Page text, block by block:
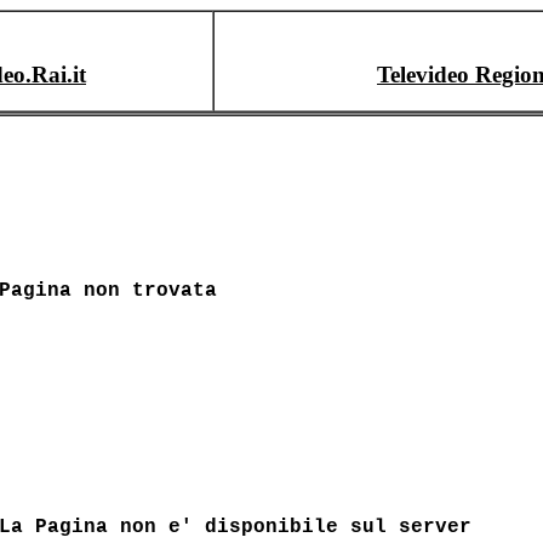
Televideo
Pagina non trovata
La Pagina non e' disponibile sul server